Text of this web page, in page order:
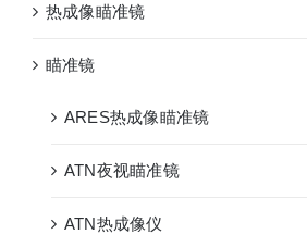
热成像瞄准镜
瞄准镜
ARES热成像瞄准镜
ATN夜视瞄准镜
ATN热成像仪